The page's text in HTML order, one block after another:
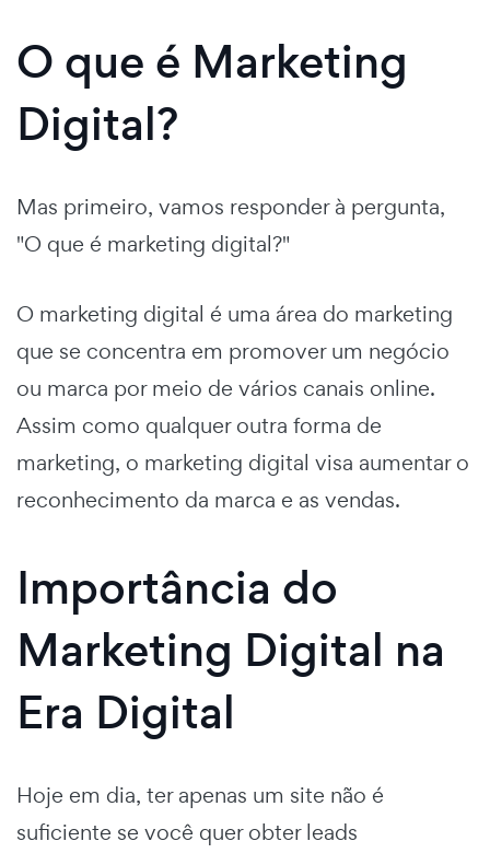
O que é Marketing
Digital?
Mas primeiro, vamos responder à pergunta,
"O que é marketing digital?"
O marketing digital é uma área do marketing
que se concentra em promover um negócio
ou marca por meio de vários canais online.
Assim como qualquer outra forma de
marketing, o marketing digital visa aumentar o
reconhecimento da marca e as vendas.
Importância do
Marketing Digital na
Era Digital
Hoje em dia, ter apenas um site não é
suficiente se você quer obter leads